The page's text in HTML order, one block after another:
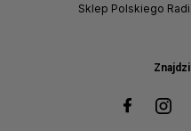
Sklep Polskiego